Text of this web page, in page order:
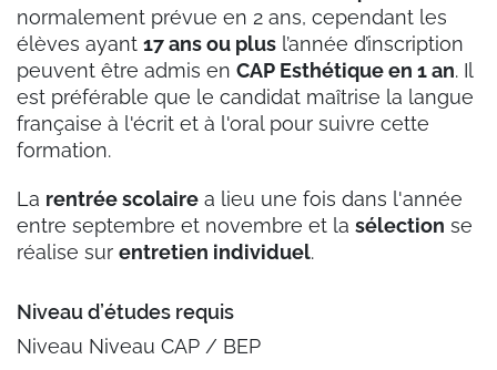
normalement prévue en 2 ans, cependant les
élèves ayant 17 ans ou plus l’année d’inscription
peuvent être admis en CAP Esthétique en 1 an. Il
est préférable que le candidat maîtrise la langue
française à l'écrit et à l'oral pour suivre cette
formation.
La rentrée scolaire a lieu une fois dans l'année
entre septembre et novembre et la sélection se
réalise sur entretien individuel.
Niveau d’études requis
Niveau Niveau CAP / BEP